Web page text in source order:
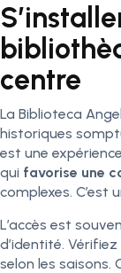
centre
La Biblioteca
historiques
est une
qui favorise une
complexes. C’est
L’accès est
d’identité.
selon les saisons.